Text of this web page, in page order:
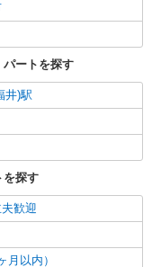
パートを探す
井)駅
を探す
歓迎
月以内）